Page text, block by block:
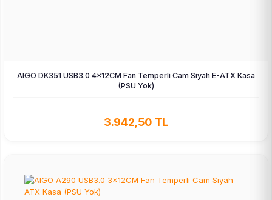
AIGO DK351 USB3.0 4×12CM Fan Temperli Cam Siyah E-ATX Kasa
(PSU Yok)
3.942,50 TL